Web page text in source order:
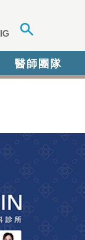
IG
醫師團隊